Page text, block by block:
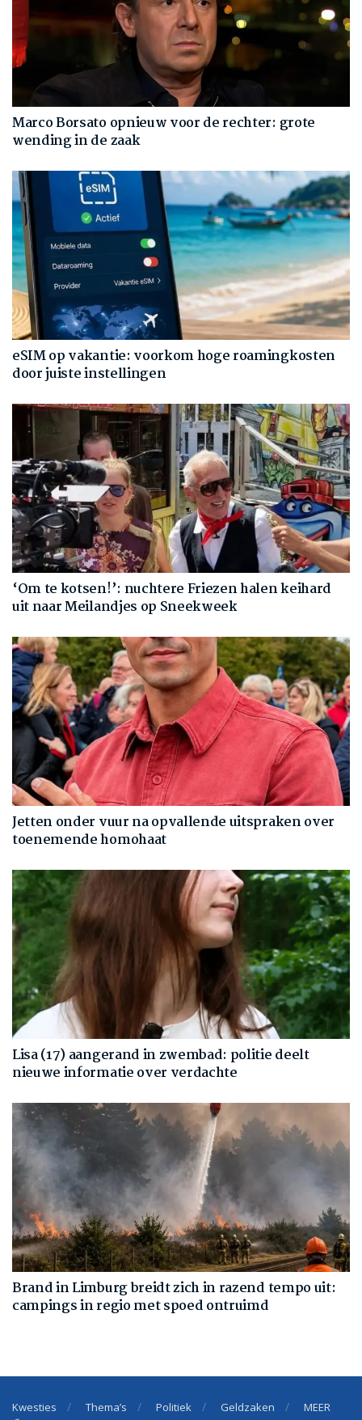
Marco Borsato opnieuw voor de rechter: grote
wending in de zaak
eSIM op vakantie: voorkom hoge roamingkosten
door juiste instellingen
‘Om te kotsen!’: nuchtere Friezen halen keihard
uit naar Meilandjes op Sneekweek
Jetten onder vuur na opvallende uitspraken over
toenemende homohaat
Lisa (17) aangerand in zwembad: politie deelt
nieuwe informatie over verdachte
Brand in Limburg breidt zich in razend tempo uit:
campings in regio met spoed ontruimd
Kwesties Thema’s Politiek Geldzaken MEER